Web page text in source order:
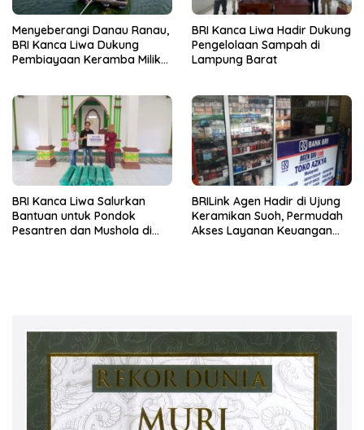
Menyeberangi Danau Ranau,
BRI Kanca Liwa Dukung
Pembiayaan Keramba Milik
BRI Kanca Liwa Hadir Dukung
Pengelolaan Sampah di
Lampung Barat
BRI Kanca Liwa Salurkan
Bantuan untuk Pondok
Pesantren dan Mushola di
BRILink Agen Hadir di Ujung
Keramikan Suoh, Permudah
Akses Layanan Keuangan